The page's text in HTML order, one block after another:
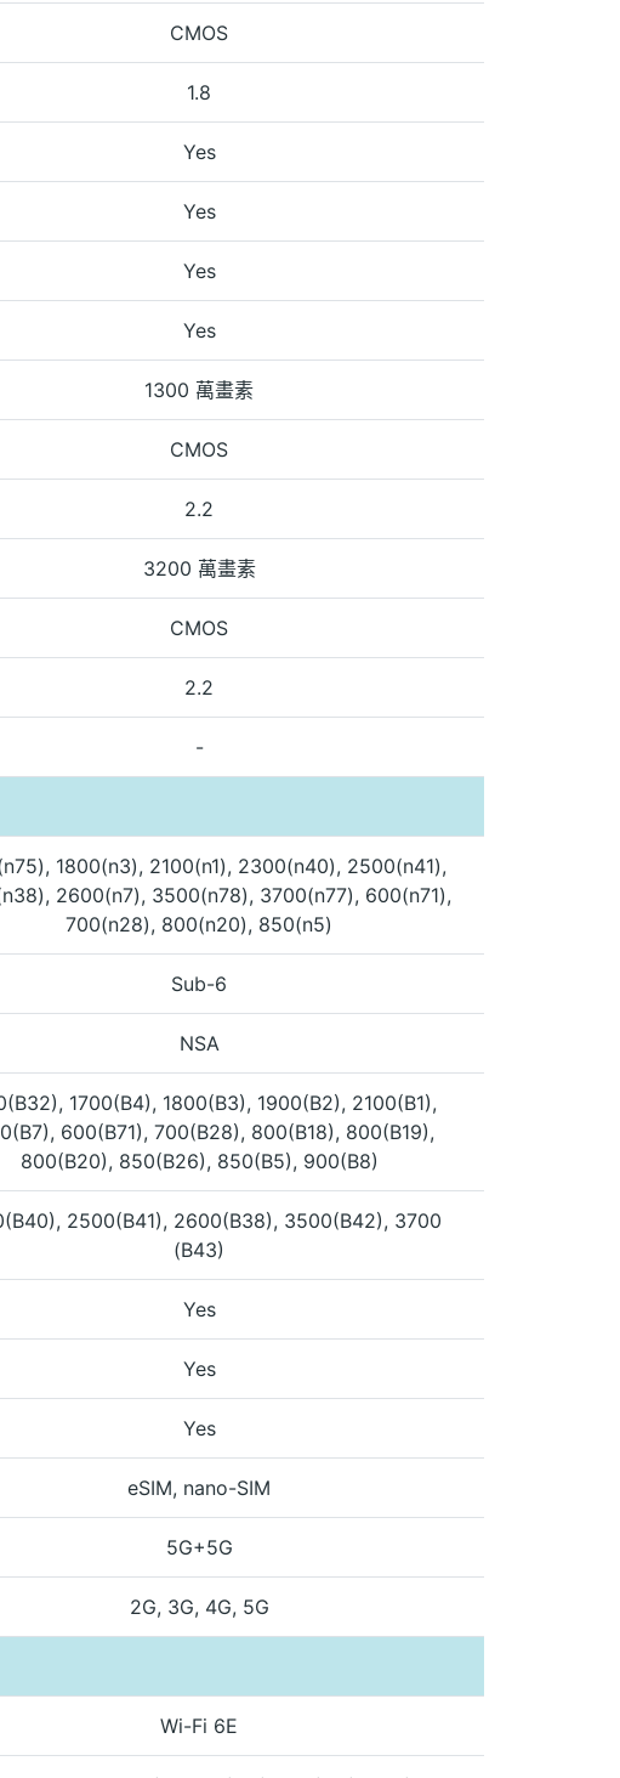
CMOS
1.8
Yes
Yes
Yes
Yes
1300 萬畫素
CMOS
2.2
3200 萬畫素
CMOS
2.2
-
1800(n3), 2100(n1), 2300(n40), 2500(n41),
2600(n7), 3500(n78), 3700(n77), 600(n71),
700(n28), 800(n20), 850(n5)
Sub-6
NSA
1700(B4), 1800(B3), 1900(B2), 2100(B1),
600(B71), 700(B28), 800(B18), 800(B19),
800(B20), 850(B26), 850(B5), 900(B8)
2500(B41), 2600(B38), 3500(B42), 3700
(B43)
Yes
Yes
Yes
eSIM, nano-SIM
5G+5G
2G, 3G, 4G, 5G
Wi-Fi 6E